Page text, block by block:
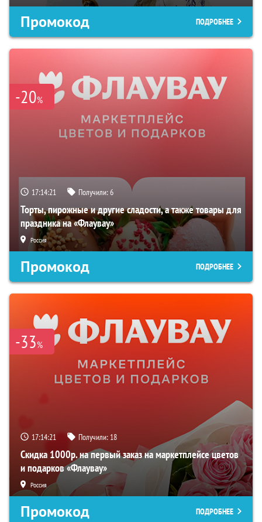
Промокод ПОДРОБНЕЕ
-20%
17:14:20 Получили:6
Торты, пирожные и другие сладости, а также товары для
праздника на «Флаувау»
Россия
Промокод ПОДРОБНЕЕ
-33%
17:14:20 Получили: 18
Скидка 1000р. на первый заказ на маркетплейсе цветов
и подарков «Флаувау»
Россия
Промокод ПОДРОБНЕЕ